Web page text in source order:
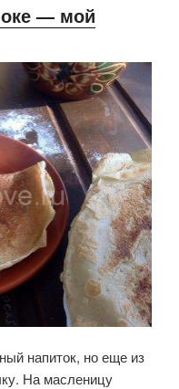
— мой
напиток, но еще из
На масленицу